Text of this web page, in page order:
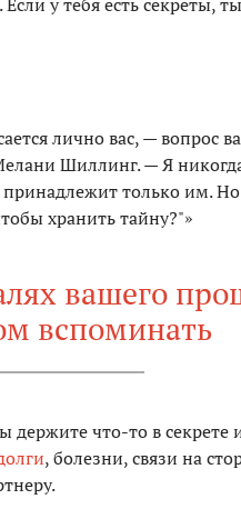
у тебя есть секреты,
лично вас, — вопрос
Шиллинг. — Я
принадлежит только им.
хранить тайну?"»
вашего
вспоминать
держите что-то в секрете
, болезни, связи на